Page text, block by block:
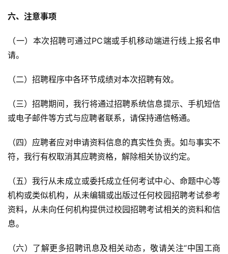
六、注意事项
（一）本次招聘可通过PC端或手机移动端进行线上报名申
请。
（二）招聘程序中各环节成绩对本次招聘有效。
（三）招聘期间，我行将通过招聘系统信息提示、手机短信
或电子邮件等方式与应聘者联系，请保持通信畅通。
（四）应聘者应对申请资料信息的真实性负责。如与事实不
符，我行有权取消其应聘资格，解除相关协议约定。
（五）我行从未成立或委托成立任何考试中心、命题中心等
机构或类似机构，从未编辑或出版过任何校园招聘考试参考
资料，从未向任何机构提供过校园招聘考试相关的资料和信
息。
（六）了解更多招聘讯息及相关动态，敬请关注“中国工商